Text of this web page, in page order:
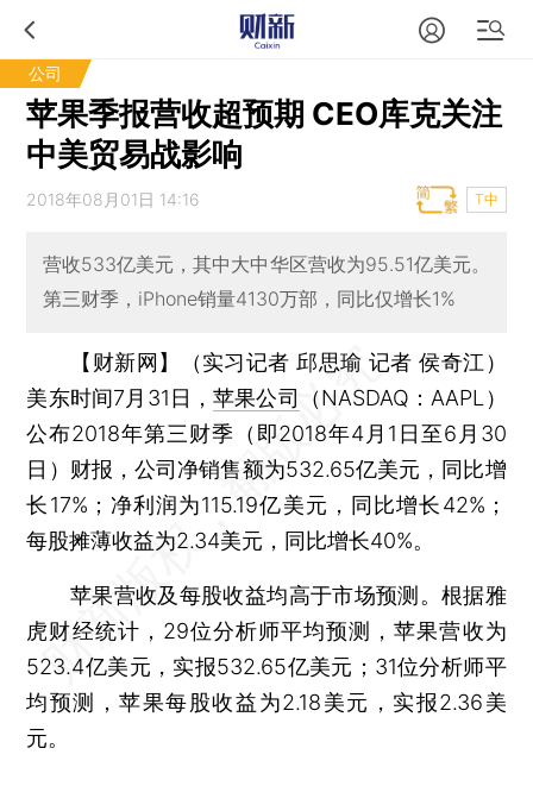
公司
苹果季报营收超预期 CEO库克关注
中美贸易战影响
2018年08月01日 14:16 T中
营收533亿美元，其中大中华区营收为95.51亿美元。
第三财季，iPhone销量4130万部，同比仅增长1%
【财新网】（实习记者 邱思瑜 记者 侯奇江）
美东时间7月31日，苹果公司
（NASDAQ：AAPL）
公布2018年第三财季（即2018年4月1日至6月30
日）财报，公司净销售额为532.65亿美元，同比增
长17%；净利润为115.19亿美元，同比增长42%；
每股摊薄收益为2.34美元，同比增长40%。
苹果营收及每股收益均高于市场预测。根据雅
虎财经统计，29位分析师平均预测，苹果营收为
523.4亿美元，实报532.65亿美元；31位分析师平
均预测，苹果每股收益为2.18美元，实报2.36美
元。